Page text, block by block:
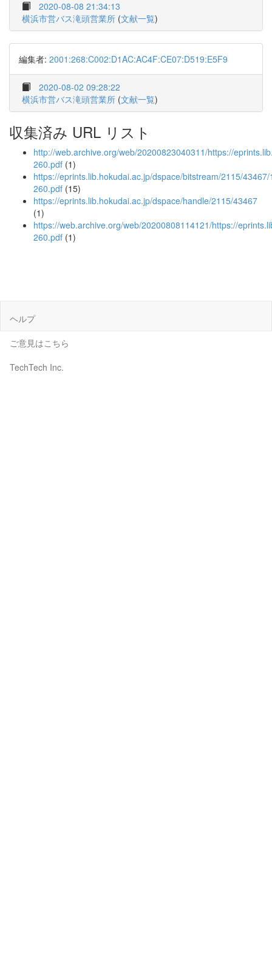
2020-08-08 21:34:13
横浜市営バス滝頭営業所 (文献一覧)
編集者: 2001:268:C002:D1AC:AC4F:CE07:D519:E5F9
2020-08-02 09:28:22
横浜市営バス滝頭営業所 (文献一覧)
収集済み URL リスト
http://web.archive.org/web/20200823040311/https://
260.pdf (1)
https://eprints.lib.hokudai.ac.jp/dspace/bitstream/2115/
260.pdf (15)
https://eprints.lib.hokudai.ac.jp/dspace/handle/2115/43467
(1)
https://web.archive.org/web/20200808114121/https://
260.pdf (1)
ヘルプ
ご意見はこちら
TechTech Inc.